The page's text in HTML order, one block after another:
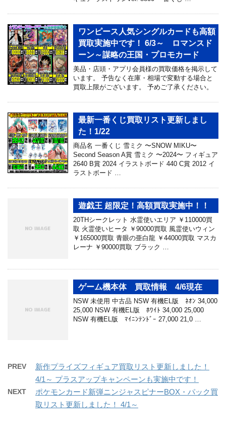
ワンピース人気シングルカードも高額
買取実施中です！ 6/3～ ロマンスド
ーン～謀略の王国・プロモカード
美品・店頭・アプリ会員様の買取価格を掲示して
います。 予告なく在庫・相場で変動する場合と
買取上限がございます。 予めご了承ください。
最新一番くじ買取リスト更新しまし
た！1/22
商品名 ⼀番くじ 雪ミク 〜SNOW MIKU〜
Second Season A賞 雪ミク 〜2024〜 フィギュア
2640 B賞 2024 イラストボード 440 C賞 2012 イ
ラストボード …
遊戯王 超限定！高額買取実施中！！
20THシークレット 水霊使いエリア ￥110000買
取 火霊使いヒータ ￥90000買取 風霊使いウィン
￥165000買取 青眼の亜白龍 ￥44000買取 マスカ
レーナ ￥90000買取 ブラック …
ゲーム機本体 買取情報 4/6現在
NSW 未使用 中古品 NSW 有機EL版 ﾈｵﾝ 34,000
25,000 NSW 有機EL版 ﾎﾜｲﾄ 34,000 25,000
NSW 有機EL版 ﾏｲﾆﾝﾃﾝﾄﾞｰ 27,000 21,0 …
PREV
新作プライズフィギュア買取リスト更新しました！
4/1～ プラスアップキャンペーンも実施中です！
NEXT
ポケモンカード新弾ニンジャスピナーBOX・パック買
取リスト更新しました！ 4/1～